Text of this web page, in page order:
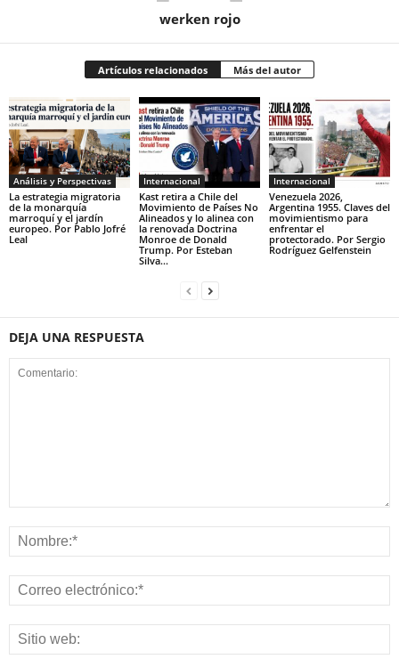
werken rojo
Artículos relacionados Más del autor
Análisis y Perspectivas
La estrategia migratoria
de la monarquía
marroquí y el jardín
europeo. Por Pablo Jofré
Leal
Internacional
Kast retira a Chile del
Movimiento de Países No
Alineados y lo alinea con
la renovada Doctrina
Monroe de Donald
Trump. Por Esteban
Silva...
Internacional
Venezuela 2026,
Argentina 1955. Claves del
movimientismo para
enfrentar el
protectorado. Por Sergio
Rodríguez Gelfenstein
DEJA UNA RESPUESTA